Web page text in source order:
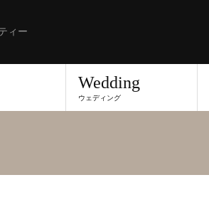
ィー
Wedding
ウェディング